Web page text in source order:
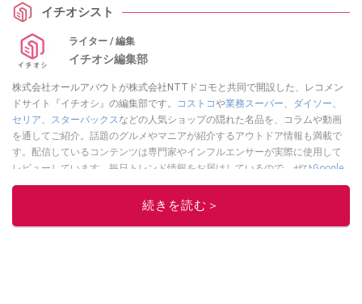
イチオシスト
ライター / 編集
イチオシ編集部
株式会社オールアバウトが株式会社NTTドコモと共同で開設した、レコメン
ドサイト『イチオシ』の編集部です。
コストコや業務スーパー、 ダイソー、
セリア、 スターバックスなどの人気ショップの隠れた名品を、コラムや動画
を通してご紹介。話題のグルメやマニアが紹介するアウトドア情報も満載で
す。配信しているコンテンツは専門家やインフルエンサーが実際に使用して
レビューしています。毎日トレンド情報をお届けしているので、ぜひGoogle
ニュースでフォローしてください！
このイチオシストの他の記事を読む
続きを読む＞